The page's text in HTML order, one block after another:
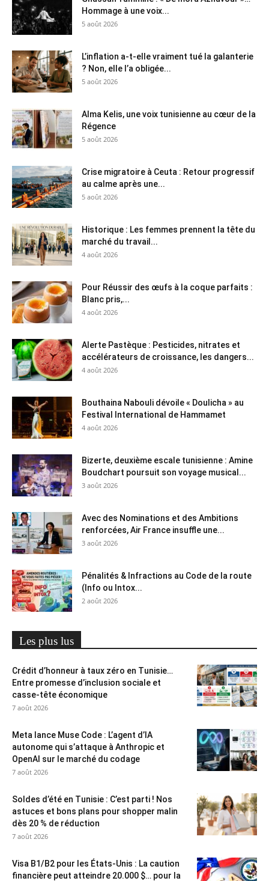
Hommage à une voix...
5 août 2026
L’inflation a-t-elle vraiment tué la galanterie
? Non, elle l’a obligée...
5 août 2026
Alma Kelis, une voix tunisienne au cœur de la
Régence
5 août 2026
Crise migratoire à Ceuta : Retour progressif
au calme après une...
5 août 2026
Historique : Les femmes prennent la tête du
marché du travail...
4 août 2026
Pour Réussir des œufs à la coque parfaits :
Blanc pris,...
4 août 2026
Alerte Pastèque : Pesticides, nitrates et
accélérateurs de croissance, les dangers...
4 août 2026
Bouthaina Nabouli dévoile « Doulicha » au
Festival International de Hammamet
4 août 2026
Bizerte, deuxième escale tunisienne : Amine
Boudchart poursuit son voyage musical...
3 août 2026
Avec des Nominations et des Ambitions
renforcées, Air France insuffle une...
3 août 2026
Pénalités & Infractions au Code de la route
(Info ou Intox...
2 août 2026
Les plus lus
Crédit d’honneur à taux zéro en Tunisie…
Entre promesse d’inclusion sociale et
casse-tête économique
7 août 2026
Meta lance Muse Code : L’agent d’IA
autonome qui s’attaque à Anthropic et
OpenAI sur le marché du codage
7 août 2026
Soldes d’été en Tunisie : C’est parti ! Nos
astuces et bons plans pour shopper malin
dès 20 % de réduction
7 août 2026
Visa B1/B2 pour les États-Unis : La caution
financière peut atteindre 20.000 $… pour la